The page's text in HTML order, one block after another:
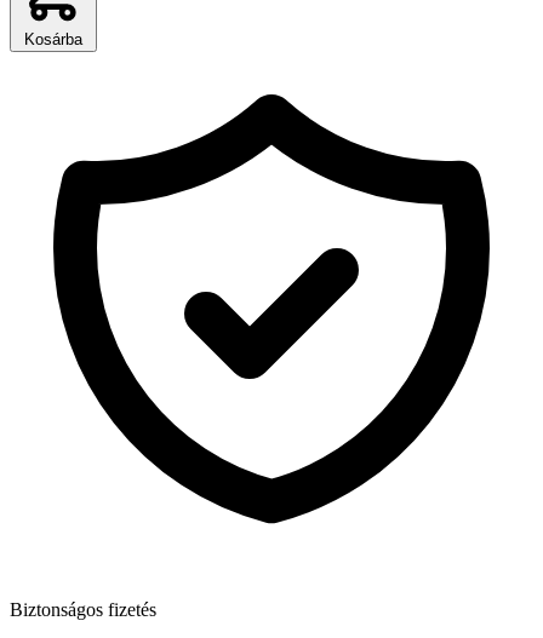
Kosárba
Biztonságos fizetés